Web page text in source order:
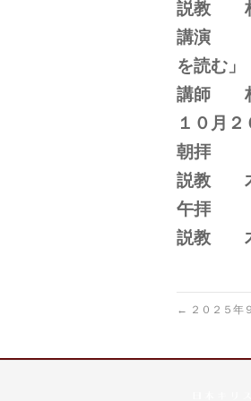
説教 柏
講演 「
を読む」
講師 柏
１０月２
朝拝 「
説教 木
午拝 「
説教 木
← ２０２５年